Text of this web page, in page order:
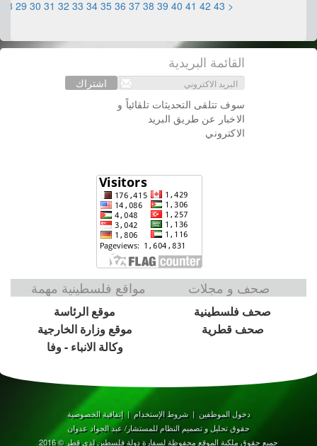
<
28 29 30 31 32 33 34 35 36 37 38 39 40 41 42 43
القائمة البريدية
اشتراك
سوف تتلقى التحديثات تلقائياً و
الاخبار عن طريق البريد
الاكتروني
صحف و مجلات مواقع فلسطينية مهمة
صحف فلسطينية
صحف قطرية
موقع الرئاسة
موقع وزارة الخارجية
وكالة الانباء - وفا
دخول الموظفين | شروط الإستخدام | إتفاقية الخصوصية
حقوق تحليل و تصميم النظام للمستشار/ عبد الجواد عدوان
جميع حقوق ملكية الموقع محفوظة لسفارة دولة فلسطين لدى قطر © 2016